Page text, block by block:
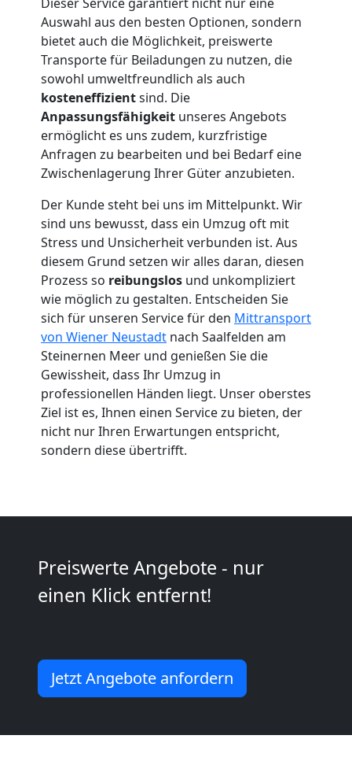
Auswahl aus den besten Optionen, sondern
bietet auch die Möglichkeit, preiswerte
Transporte für Beiladungen zu nutzen, die
sowohl umweltfreundlich als auch
kosteneffizientsind. Die
Anpassungsfähigkeit unseres Angebots
ermöglicht es uns zudem, kurzfristige
Anfragen zu bearbeiten und bei Bedarf eine
Zwischenlagerung Ihrer Güter anzubieten.
Der Kunde steht bei uns im Mittelpunkt. Wir
sind uns bewusst, dass ein Umzug oft mit
Stress und Unsicherheit verbunden ist. Aus
diesem Grund setzen wir alles daran, diesen
Prozess so reibungslos und unkompliziert
wie möglich zu gestalten. Entscheiden Sie
sich für unseren Service für den Mittransport
von Wiener Neustadt nach Saalfelden am
Steinernen Meer und genießen Sie die
Gewissheit, dass Ihr Umzug in
professionellen Händen liegt. Unser oberstes
Ziel ist es, Ihnen einen Service zu bieten, der
nicht nur Ihren Erwartungen entspricht,
sondern diese übertrifft.
Preiswerte Angebote - nur
einen Klick entfernt!
Jetzt Angebote anfordern
Möbeltransport
Wiener
Neustadt
Beiladung
Wiener
Neustadt
Mini
Umzug
Wiener
Neustadt
Mann
LKW